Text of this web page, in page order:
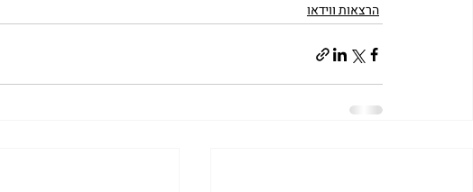
הרצאות ווידאו